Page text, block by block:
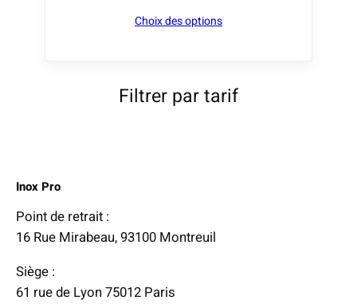
a
d
:
Choix des options
Filtrer par tarif
Inox Pro
Point de retrait :
16 Rue Mirabeau, 93100 Montreuil
Siège :
61 rue de Lyon 75012 Paris